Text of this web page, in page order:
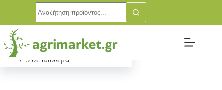
ΡΑΚΟΡ ΟΡΕΙΧ.ΘΗΛ 1″
2,00€
3 σε απόθεμα
Αγορά